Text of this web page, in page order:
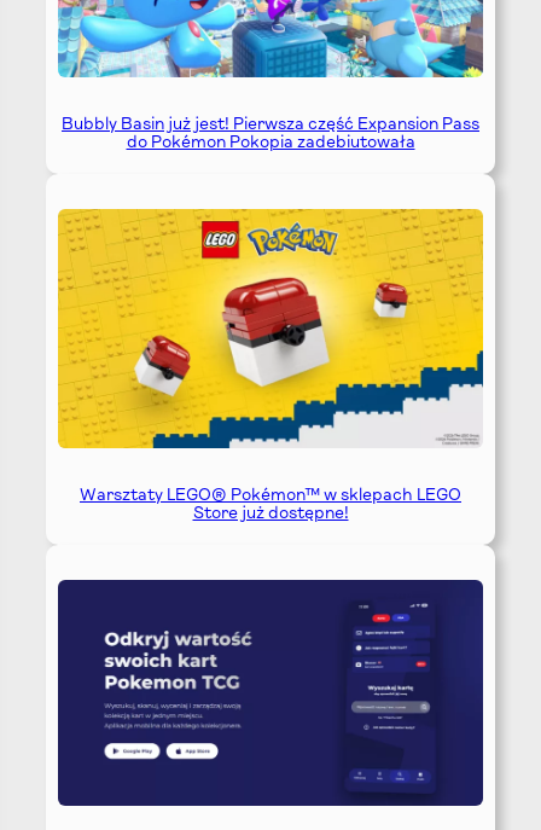
Bubbly Basin już jest! Pierwsza część Expansion Pass
do Pokémon Pokopia zadebiutowała
Warsztaty LEGO® Pokémon™ w sklepach LEGO
Store już dostępne!